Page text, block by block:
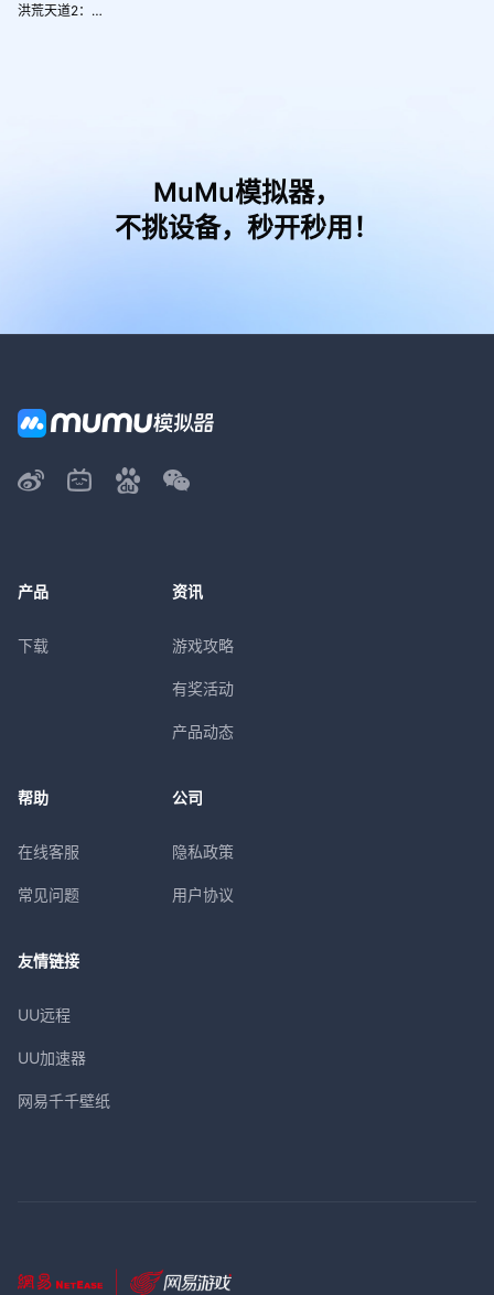
洪荒天道2：主宰
MuMu模拟器，
不挑设备，秒开秒用！
产品
下载
资讯
游戏攻略
有奖活动
产品动态
帮助
在线客服
常见问题
公司
隐私政策
用户协议
友情链接
UU远程
UU加速器
网易千千壁纸